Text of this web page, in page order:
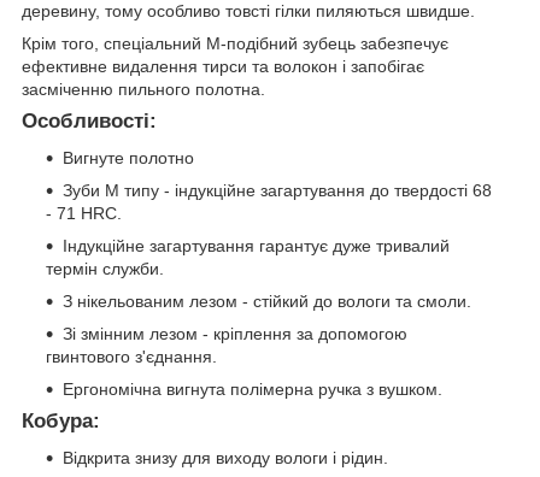
деревину, тому особливо товсті гілки пиляються швидше.
Крім того, спеціальний М-подібний зубець забезпечує
ефективне видалення тирси та волокон і запобігає
засміченню пильного полотна.
Особливості:
Вигнуте полотно
Зуби М типу - індукційне загартування до твердості 68
- 71 HRC.
Індукційне загартування гарантує дуже тривалий
термін служби.
З нікельованим лезом - стійкий до вологи та смоли.
Зі змінним лезом - кріплення за допомогою
гвинтового з'єднання.
Ергономічна вигнута полімерна ручка з вушком.
Кобура:
Відкрита знизу для виходу вологи і рідин.